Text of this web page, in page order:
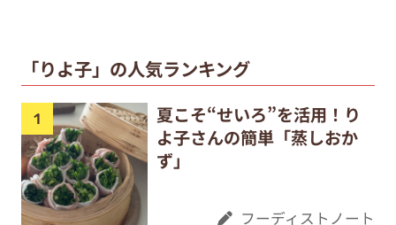
「りよ子」の人気ランキング
夏こそ“せいろ”を活用！り
よ子さんの簡単「蒸しおか
ず」
フーディストノート